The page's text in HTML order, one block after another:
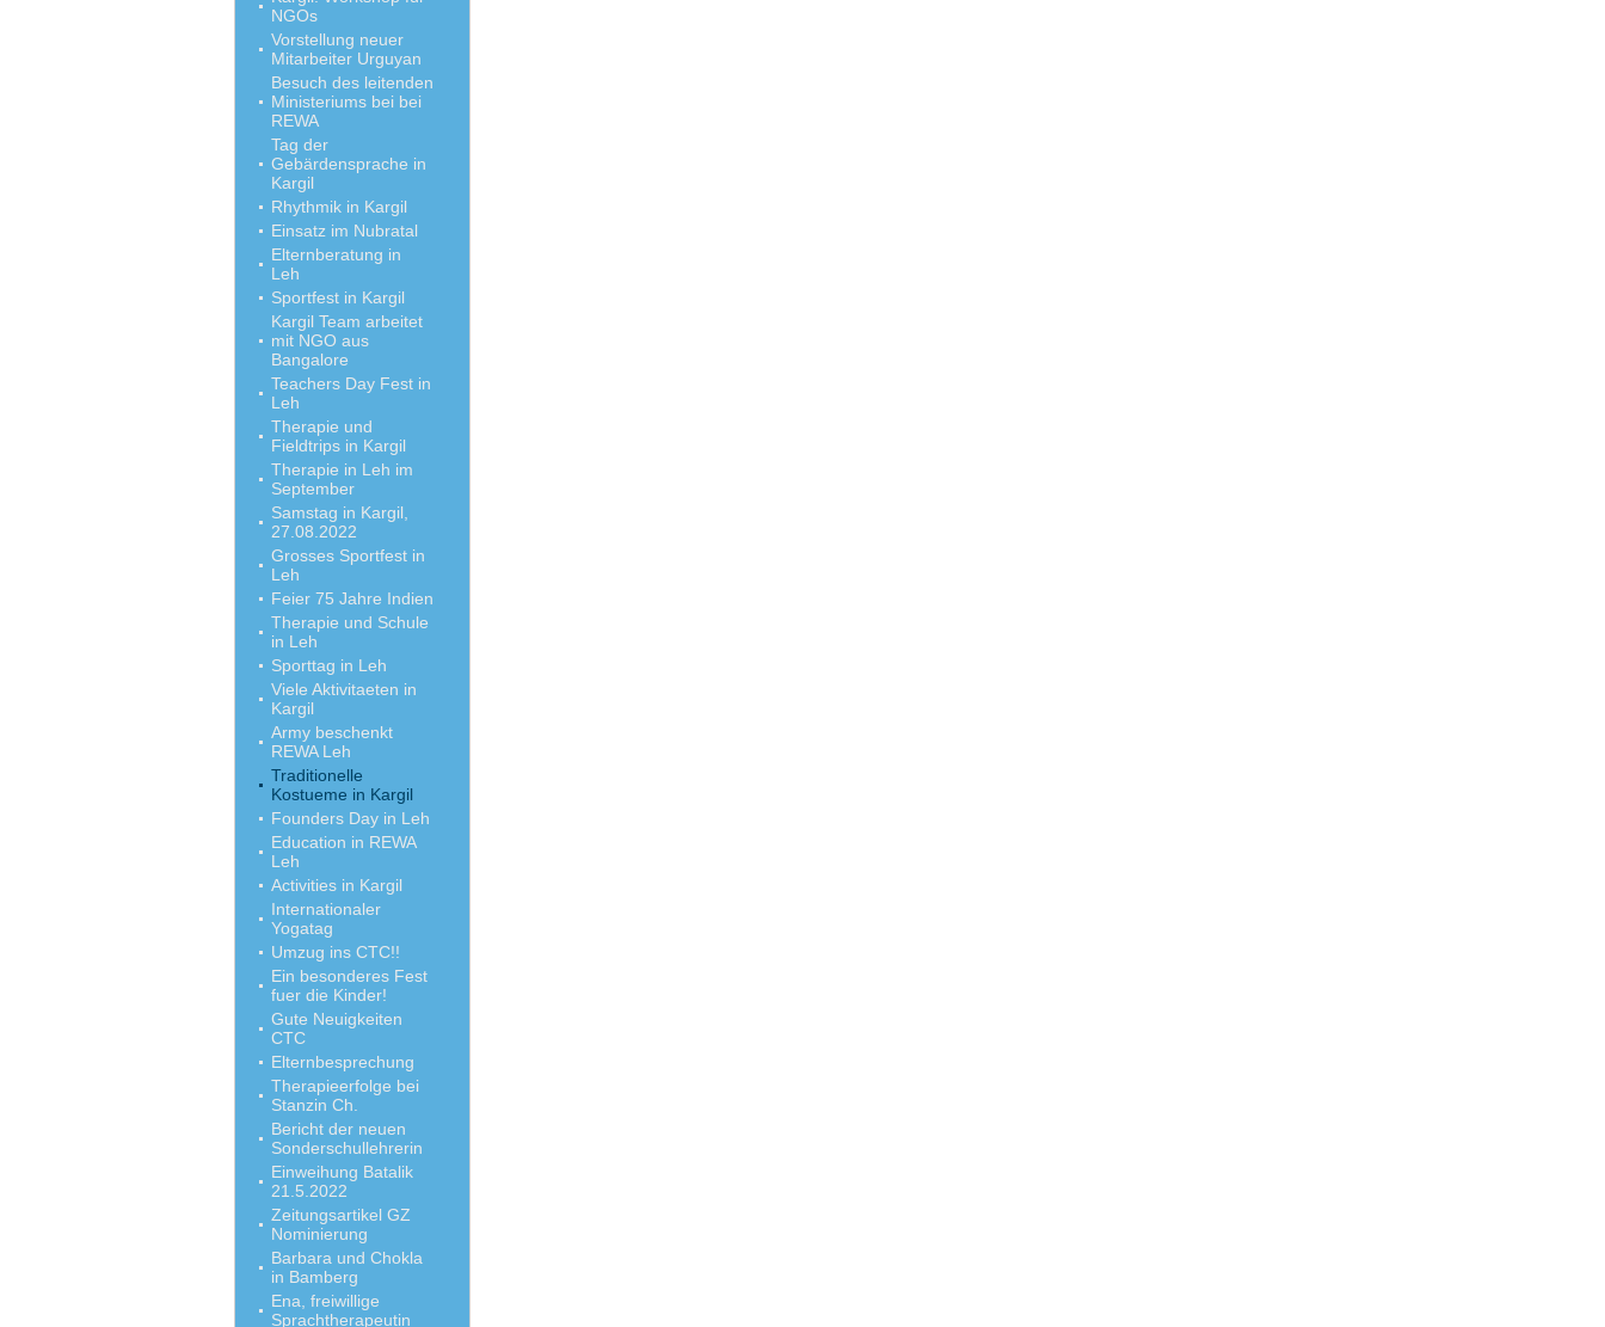
NGOs
Vorstellung neuer
Mitarbeiter Urguyan
Besuch des leitenden
Ministeriums bei bei
REWA
Tag der
Gebärdensprache in
Kargil
Rhythmik in Kargil
Einsatz im Nubratal
Elternberatung in
Leh
Sportfest in Kargil
Kargil Team arbeitet
mit NGO aus
Bangalore
Teachers Day Fest in
Leh
Therapie und
Fieldtrips in Kargil
Therapie in Leh im
September
Samstag in Kargil,
27.08.2022
Grosses Sportfest in
Leh
Feier 75 Jahre Indien
Therapie und Schule
in Leh
Sporttag in Leh
Viele Aktivitaeten in
Kargil
Army beschenkt
REWA Leh
Traditionelle
Kostueme in Kargil
Founders Day in Leh
Education in REWA
Leh
Activities in Kargil
Internationaler
Yogatag
Umzug ins CTC!!
Ein besonderes Fest
fuer die Kinder!
Gute Neuigkeiten
CTC
Elternbesprechung
Therapieerfolge bei
Stanzin Ch.
Bericht der neuen
Sonderschullehrerin
Einweihung Batalik
21.5.2022
Zeitungsartikel GZ
Nominierung
Barbara und Chokla
in Bamberg
Ena, freiwillige
Sprachtherapeutin